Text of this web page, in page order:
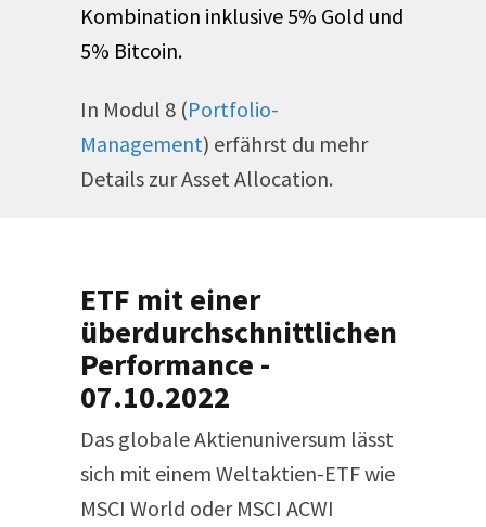
Kombination inklusive 5% Gold und
5% Bitcoin.
In Modul 8 (Portfolio-
Management) erfährst du mehr
Details zur Asset Allocation.
ETF mit einer
überdurchschnittlichen
Performance -
07.10.2022
Das globale Aktienuniversum lässt
sich mit einem Weltaktien-ETF wie
MSCI World oder MSCI ACWI